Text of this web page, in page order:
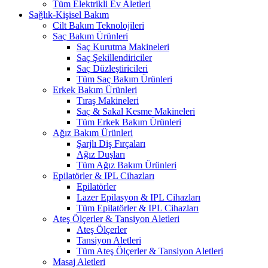
Tüm Elektrikli Ev Aletleri
Sağlık-Kişisel Bakım
Cilt Bakım Teknolojileri
Saç Bakım Ürünleri
Saç Kurutma Makineleri
Saç Şekillendiriciler
Saç Düzleştiricileri
Tüm Saç Bakım Ürünleri
Erkek Bakım Ürünleri
Tıraş Makineleri
Saç & Sakal Kesme Makineleri
Tüm Erkek Bakım Ürünleri
Ağız Bakım Ürünleri
Şarjlı Diş Fırçaları
Ağız Duşları
Tüm Ağız Bakım Ürünleri
Epilatörler & IPL Cihazları
Epilatörler
Lazer Epilasyon & IPL Cihazları
Tüm Epilatörler & IPL Cihazları
Ateş Ölçerler & Tansiyon Aletleri
Ateş Ölçerler
Tansiyon Aletleri
Tüm Ateş Ölçerler & Tansiyon Aletleri
Masaj Aletleri